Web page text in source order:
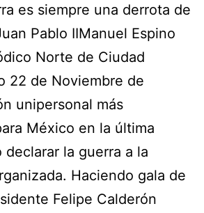
es siempre una derrota de
Pablo IIManuel Espino
Norte de Ciudad
22 de Noviembre de
unipersonal más
México en la última
declarar la guerra a la
Haciendo gala de
Felipe Calderón